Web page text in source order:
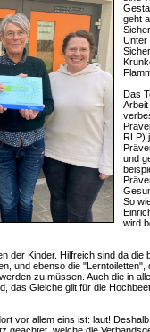
geht
Unter
Das
RLP)
und
So
wird
der Kinder. Hilfreich sind da die
und ebenso die
zu müssen. Auch die in
das Gleiche gilt für die
vor allem eins ist: laut!